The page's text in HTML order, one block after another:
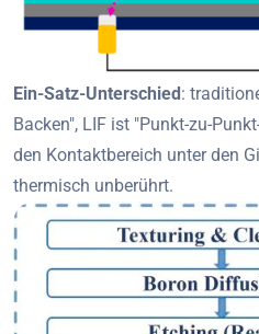
Ein-Satz-Unterschied:
Backen", LIF ist "Punkt-zu-
den Kontaktbereich unter den
thermisch unberührt.